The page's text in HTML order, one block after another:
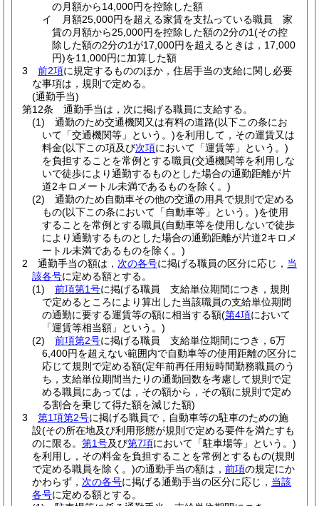
の月額から14,000円を控除した額
イ
月額25,000円を超える家賃を支払っている職員 家
賃の月額から25,000円を控除した額の2分の1(その控
除した額の2分の1が17,000円を超えるときは，17,000
円)を11,000円に加算した額
3
前2項に規定するもののほか，住居手当の支給に関し必要
な事項は，規則で定める。
(通勤手当)
第12条
通勤手当は，次に掲げる職員に支給する。
(1)
通勤のため交通機関又は有料の道路(以下この条にお
いて「交通機関等」という。)を利用して，その運賃又は
料金(以下この項及び次項において「運賃等」という。)
を負担することを常例とする職員(交通機関等を利用しな
いで徒歩により通勤するものとした場合の通勤距離が片
道2キロメートル未満であるものを除く。)
(2)
通勤のため自動車その他の交通の用具で規則で定める
もの(以下この条において「自動車等」という。)を使用
することを常例とする職員(自動車等を使用しないで徒歩
により通勤するものとした場合の通勤距離が片道2キロメ
ートル未満であるものを除く。)
2
通勤手当の額は， 次の各号に掲げる職員の区分に応じ， 当
該各号に定める額とする。
(1)
前項第1号に掲げる職員 支給単位期間につき，規則
で定めるところにより算出した当該職員の支給単位期間
の通勤に要する運賃等の額に相当する額(第4項において
「運賃等相当額」という。)
(2)
前項第2号に掲げる職員 支給単位期間につき，6万
6,400円を超えない範囲内で自動車等の使用距離の区分に
応じて規則で定める額(定年前再任用短時間勤務職員のう
ち，支給単位期間当たりの通勤回数を考慮して規則で定
める職員にあっては，その額から，その額に規則で定め
る割合を乗じて得た額を減じた額)
3
第1項第2号に掲げる職員で，自動車等の駐車のための施
設(その所在地及び利用形態が規則で定める要件を満たすも
のに限る。 第1号及び第7項において「駐車場等」という。)
を利用し，その料金を負担することを常例とするもの(規則
で定める職員を除く。)の通勤手当の額は， 前項の規定にか
かわらず， 次の各号に掲げる通勤手当の区分に応じ， 当該
各号に定める額とする。